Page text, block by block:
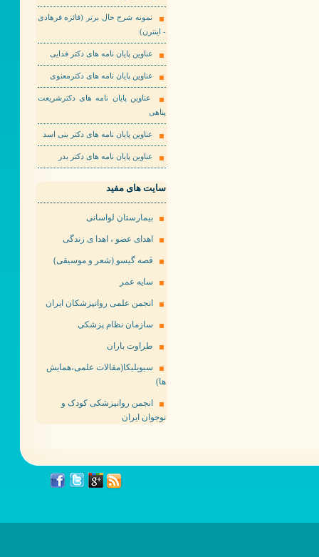
نمونه شرح حال برتر (فائزه فرهادی
- اینترن)
عناوین پایان نامه های دکتر فدایی
عناوین پایان نامه های دکترمعنوی
عناوین پایان نامه های دکترشریعت
پناهی
عناوین پایان نامه های دکتر بنی اسد
عناوین پایان نامه های دکتر بدر
سایت های مفید
بیمارستان لواسانی
اهدای عضو ، اهدا ی زندگی
قصه گیسو (شعر و موسیقی)
سایه عمر
انجمن علمی روانپزشکان ایران
سازمان نظام پزشکی
طراوت باران
سیویلیکا(مقالات علمی،همایش
ها)
انجمن روانپزشکی کودک و
نوجوان ایران